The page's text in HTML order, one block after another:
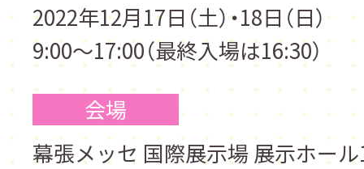
2022年12月17日（土）・18日（日）
9:00～17:00（最終入場は16:30）
会場
幕張メッセ 国際展示場 展示ホー